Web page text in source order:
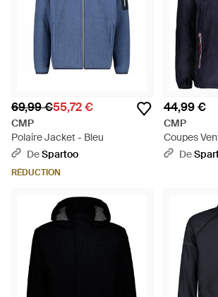
69,99 €55,72 €
CMP
Polaire Jacket - Bleu
DeSpartoo
RÉDUCTION
44,99 €
CMP
Coupes
Mn - Bleu
De